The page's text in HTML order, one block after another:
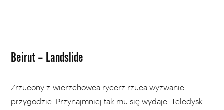
Beirut – Landslide
Zrzucony z wierzchowca rycerz rzuca wyzwanie
przygodzie. Przynajmniej tak mu się wydaje. Teledysk